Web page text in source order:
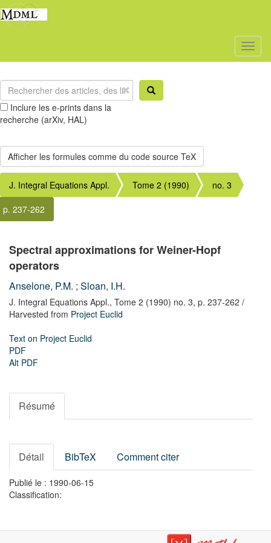
Inclure les e-prints dans la
recherche (arXiv, HAL)
J. Integral Equations Appl. Tome 2 (1990)
no. 3
p. 237-262
Spectral approximations for Weiner-Hopf
operators
Anselone, P.M. ; Sloan, I.H.
J. Integral Equations Appl., Tome 2 (1990) no. 3, p. 237-262 /
Harvested from Project Euclid
Text on Project Euclid
PDF
Alt PDF
Résumé
Détail BibTeX Comment citer
Publié le : 1990-06-15
Classification: